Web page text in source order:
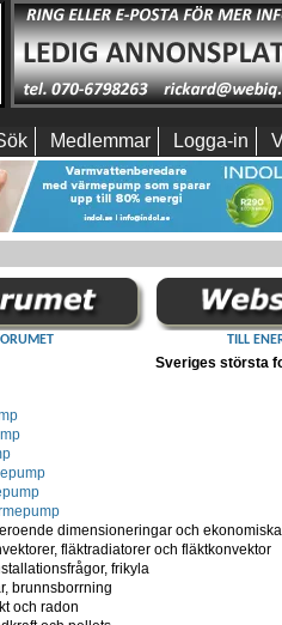
Medlemmar Logga-in
TILL
Sveriges största
dimensioneringar och
fläktradiatorer och fläktkonvektor
frikyla
brunnsborrning
och radon